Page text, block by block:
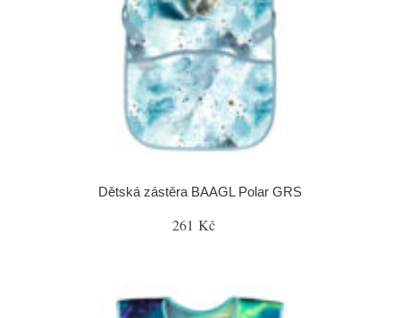
Dětská zástěra BAAGL Polar GRS
261 Kč